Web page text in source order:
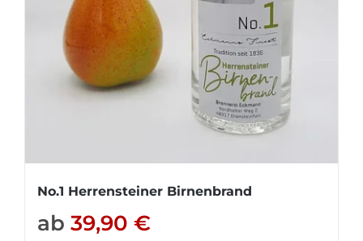
No.1 Herrensteiner Birnenbrand
ab 39,90 €